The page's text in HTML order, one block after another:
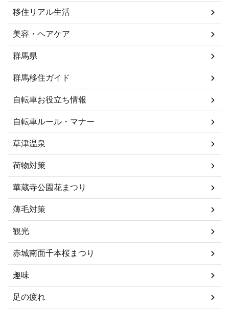
移住リアル生活
美容・ヘアケア
群馬県
群馬移住ガイド
自転車お役立ち情報
自転車ルール・マナー
草津温泉
荷物対策
華蔵寺公園花まつり
薄毛対策
観光
赤城南面千本桜まつり
趣味
足の疲れ